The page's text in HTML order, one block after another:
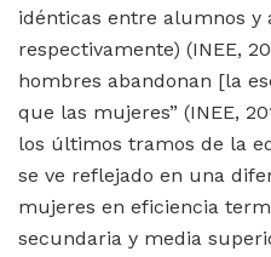
idénticas entre alumnos y
respectivamente) (INEE,
hombres abandonan [la
que las mujeres” (INEE,
los últimos tramos de la
se ve reflejado en una
mujeres en eficiencia
secundaria y media